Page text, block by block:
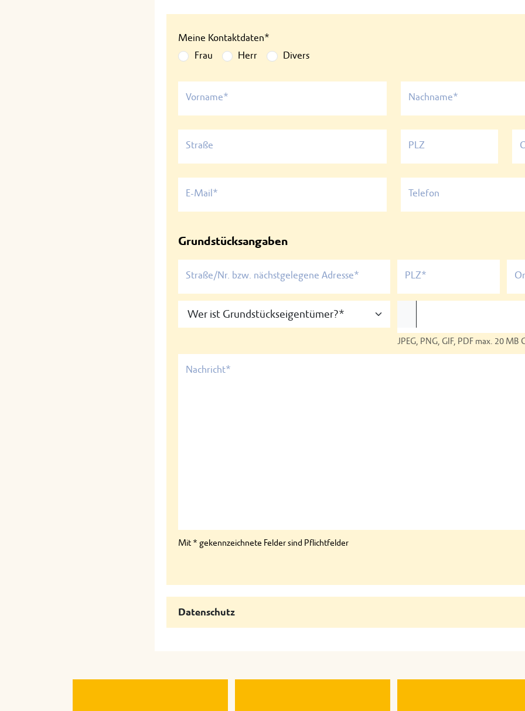
Meine Kontaktdaten*
Frau
Herr Divers
Vorname* Nachname*
Straße PLZ
E-Mail* Telefon
Grundstücksangaben
Straße/Nr. bzw. nächstgelegene Adresse* PLZ*
JPEG, PNG, GIF, PDF max. 20 MB
Nachricht*
Mit * gekennzeichnete Felder sind Pflichtfelder
Datenschutz